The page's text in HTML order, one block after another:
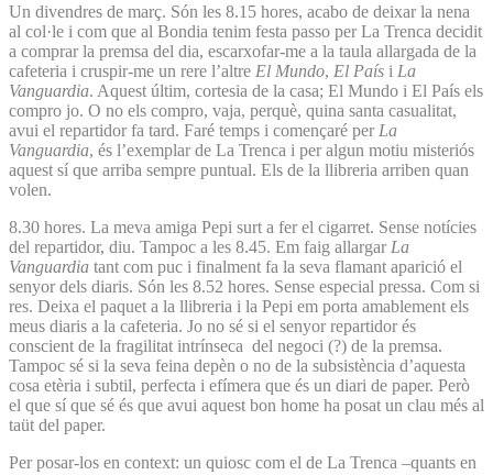
Un divendres de març. Són les 8.15 hores, acabo de deixar la nena
al col·le i com que al Bondia tenim festa passo per La Trenca decidit
a comprar la premsa del dia, escarxofar-me a la taula allargada de la
cafeteria i cruspir-me un rere l’altre El Mundo, El País i La
Vanguardia. Aquest últim, cortesia de la casa; El Mundo i El País els
compro jo. O no els compro, vaja, perquè, quina santa casualitat,
avui el repartidor fa tard. Faré temps i començaré per La
Vanguardia, és l’exemplar de La Trenca i per algun motiu misteriós
aquest sí que arriba sempre puntual. Els de la llibreria arriben quan
volen.
8.30 hores. La meva amiga Pepi surt a fer el cigarret. Sense notícies
del repartidor, diu. Tampoc a les 8.45. Em faig allargar La
Vanguardia tant com puc i finalment fa la seva flamant aparició el
senyor dels diaris. Són les 8.52 hores. Sense especial pressa. Com si
res. Deixa el paquet a la llibreria i la Pepi em porta amablement els
meus diaris a la cafeteria. Jo no sé si el senyor repartidor és
conscient de la fragilitat intrínseca del negoci (?) de la premsa.
Tampoc sé si la seva feina depèn o no de la subsistència d’aquesta
cosa etèria i subtil, perfecta i efímera que és un diari de paper. Però
el que sí que sé és que avui aquest bon home ha posat un clau més al
taüt del paper.
Per posar-los en context: un quiosc com el de La Trenca –quants en